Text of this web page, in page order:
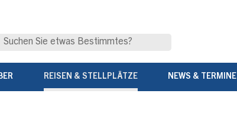
REISEN & STELLPLÄTZE NEWS & TERMINE